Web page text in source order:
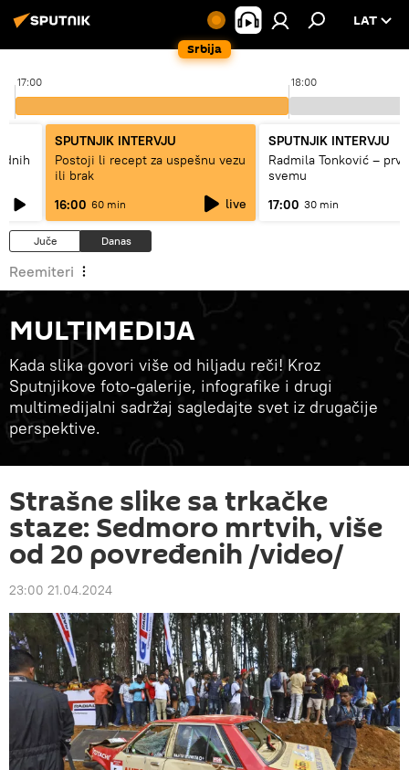
Srbija
LAT
17:00 18:00
SPUTNJIK INTERVJU
Postoji li recept za uspešnu vezu
ili brak
16:00 60 min live
SPUTNJIK INTERVJU
Radmila Tonković –
svemu
17:00 30 min
Juče Danas
Reemiteri
MULTIMEDIJA
Kada slika govori više od hiljadu reči! Kroz
Sputnjikove foto-galerije, infografike i drugi
multimedijalni sadržaj sagledajte svet iz drugačije
perspektive.
Strašne slike sa trkačke
staze: Sedmoro mrtvih, više
od 20 povređenih /video/
23:00 21.04.2024